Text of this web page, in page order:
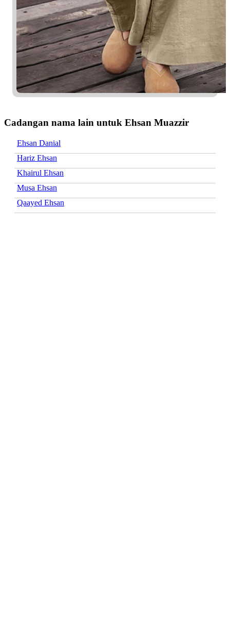
Cadangan nama lain untuk Ehsan Muazzir
Ehsan Danial
Hariz Ehsan
Khairul Ehsan
Musa Ehsan
Qaayed Ehsan